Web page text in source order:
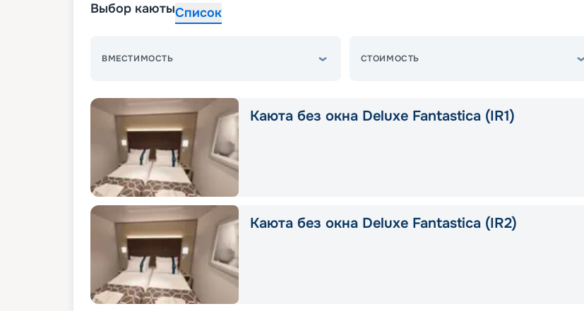
Выбор каютыСписок
ВМЕСТИМОСТЬ СТОИМОСТЬ
Каюта без окна Deluxe Fantastica (IR1)
Каюта без окна Deluxe Fantastica (IR2)